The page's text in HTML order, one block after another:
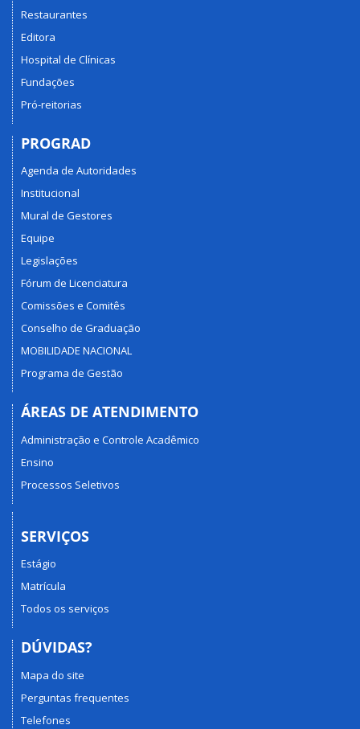
Restaurantes
Editora
Hospital de Clínicas
Fundações
Pró-reitorias
PROGRAD
Agenda de Autoridades
Institucional
Mural de Gestores
Equipe
Legislações
Fórum de Licenciatura
Comissões e Comitês
Conselho de Graduação
MOBILIDADE NACIONAL
Programa de Gestão
ÁREAS DE ATENDIMENTO
Administração e Controle Acadêmico
Ensino
Processos Seletivos
SERVIÇOS
Estágio
Matrícula
Todos os serviços
DÚVIDAS?
Mapa do site
Perguntas frequentes
Telefones